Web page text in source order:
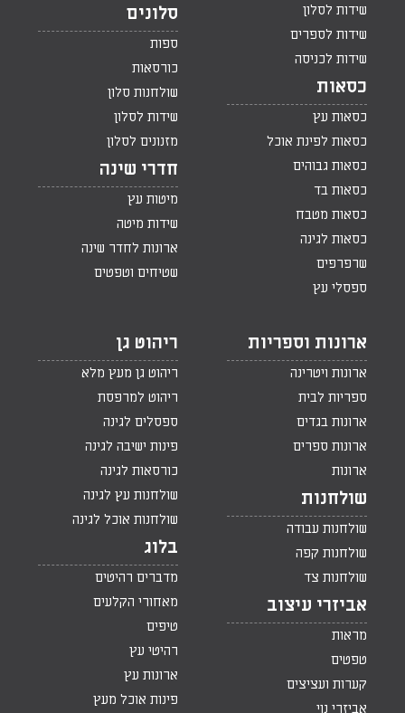
שידות לסלון
שידות לספרים
שידות לכניסה
כסאות
כסאות עץ
כסאות לפינת אוכל
כסאות גבוהים
כסאות בד
כסאות מטבח
כסאות לגינה
שרפרפים
ספסלי עץ
סלונים
ספות
כורסאות
שולחנות סלון
שידות לסלון
מזנונים לסלון
חדרי שינה
מיטות עץ
שידות מיטה
ארונות לחדר שינה
שטיחים וטפטים
ארונות וספריות
ארונות ויטרינה
ספריות לבית
ארונות בגדים
ארונות ספרים
ארונות
שולחנות
שולחנות עבודה
שולחנות קפה
שולחנות צד
אביזרי עיצוב
מראות
טפטים
קערות ועציצים
אביזרי נוי
ריהוט גן
ריהוט גן מעץ מלא
ריהוט למרפסת
ספסלים לגינה
פינות ישיבה לגינה
כורסאות לגינה
שולחנות עץ לגינה
שולחנות אוכל לגינה
בלוג
מדברים רהיטים
מאחורי הקלעים
טיפים
רהיטי עץ
ארונות עץ
פינות אוכל מעץ